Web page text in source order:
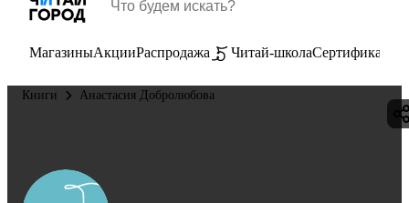
МагазиныАкцииРаспродажа Читай-школаСертификаты
Книги Анастасия Добролюбова